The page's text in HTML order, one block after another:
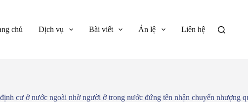
chủ Dịch vụ Bài viết Án lệ Liên hệ
cư ở nước ngoài nhờ người ở trong nước đứng tên nhận chuyển nhượng